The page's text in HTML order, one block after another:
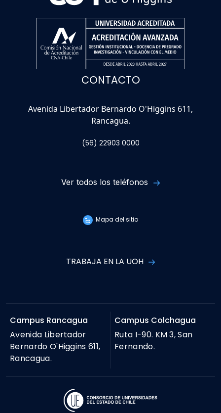
CONTACTO
Avenida Libertador Bernardo O'Higgins 611,
Rancagua.
(56) 22903 0000
Ver todos los teléfonos
Mapa del sitio
TRABAJA EN LA UOH
Campus Rancagua
Avenida Libertador
Bernardo O'Higgins 611,
Rancagua.
Campus Colchagua
Ruta I-90. KM 3, San
Fernando.